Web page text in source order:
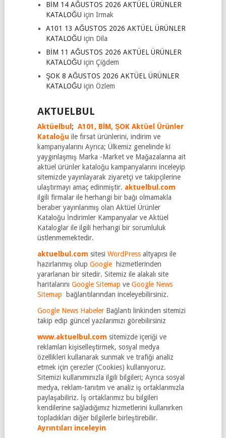
BİM 14 AĞUSTOS 2026 AKTÜEL ÜRÜNLER
KATALOĞU için Irmak
A101 13 AĞUSTOS 2026 AKTÜEL ÜRÜNLER
KATALOĞU için Dila
BİM 11 AĞUSTOS 2026 AKTÜEL ÜRÜNLER
KATALOĞU için Çiğdem
ŞOK 8 AĞUSTOS 2026 AKTÜEL ÜRÜNLER
KATALOĞU için Özlem
AKTUELBUL
Aktüelbul ; A101, BİM, ŞOK Aktüel Ürünler
Kataloğu ile fırsat ürünlerini, indirim ve
kampanyalarını Ayrıca; Ülkemiz genelinde ki
yaygınlaşmış Marka -Market ve Mağazalarına ait
aktüel ürünler kataloğu kampanyalarını inceleyip
sitemizde yayınlayarak ziyaretçi ve takipçilerine
ulaştırmayı amaç edinmiştir. aktuelbul.com
ilgili firmalar ile herhangi bir bağı olmamakla
beraber yayınlanmış olan Aktüel Ürünler
Kataloğu İndirimler Kampanyalar ve Aktüel
Kataloglar ile ilgili herhangi bir sorumluluk
üstlenmemektedir.
aktuelbul.com sitesi WordPressaltyapısı ile
hazırlanmış olup Googlehizmetlerinden
yararlanan bir sitedir. Sitemiz ile alakalı site
haritalarını Google Sitemap ve Google News
Sitemap
bağlantılarından inceleyebilirsiniz.
Google News Habeler Bağlantı linkinden sitemizi
takip edip güncel yazılarımızı görebilirsiniz
www.aktuelbul.com sitemizde içeriği ve
reklamları kişiselleştirmek, sosyal medya
özellikleri kullanarak sunmak ve trafiği analiz
etmek için çerezler (Cookies) kullanıyoruz.
Sitemizi kullanımınızla ilgili bilgileri; Ayrıca sosyal
medya, reklam-tanıtım ve analiz iş ortaklarımızla
paylaşabiliriz. İş ortaklarımız bu bilgileri
kendilerine sağladığımız hizmetlerini kullanırken
topladıkları diğer bilgilerle birleştirebilir.
Ayrıntıları inceleyin